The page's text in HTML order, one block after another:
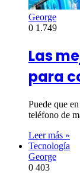
George
0 1.749
Las
para
Puede que
teléfono de
Leer más »
Tecnología
George
0 403